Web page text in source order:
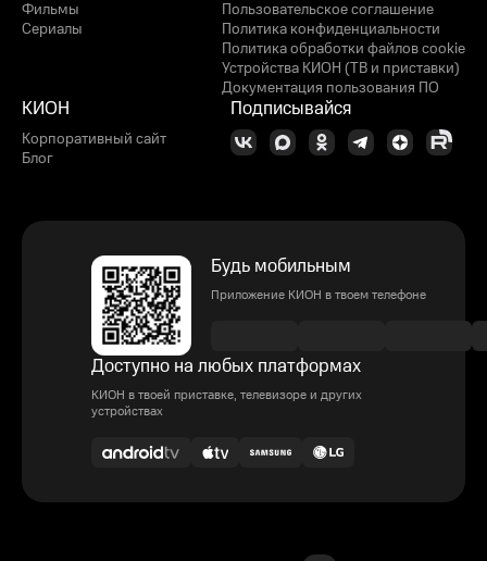
Фильмы
Сериалы
Пользовательское соглашение
Политика конфиденциальности
Политика обработки файлов cookie
Устройства КИОН (ТВ и приставки)
Документация пользования ПО
КИОН
Корпоративный сайт
Блог
Подписывайся
Будь мобильным
Приложение КИОН в твоем телефоне
Доступно на любых платформах
КИОН в твоей приставке, телевизоре и других
устройствах